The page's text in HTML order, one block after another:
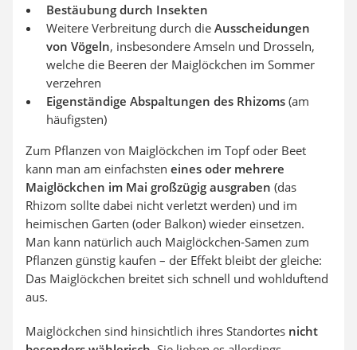
Bestäubung durch Insekten
Weitere Verbreitung durch die Ausscheidungen
von Vögeln, insbesondere Amseln und Drosseln,
welche die Beeren der Maiglöckchen im Sommer
verzehren
Eigenständige Abspaltungen des Rhizoms (am
häufigsten)
Zum Pflanzen von Maiglöckchen im Topf oder Beet
kann man am einfachsten eines oder mehrere
Maiglöckchen im Mai großzügig ausgraben (das
Rhizom sollte dabei nicht verletzt werden) und im
heimischen Garten (oder Balkon) wieder einsetzen.
Man kann natürlich auch Maiglöckchen-Samen zum
Pflanzen günstig kaufen – der Effekt bleibt der gleiche:
Das Maiglöckchen breitet sich schnell und wohlduftend
aus.
Maiglöckchen sind hinsichtlich ihres Standortes nicht